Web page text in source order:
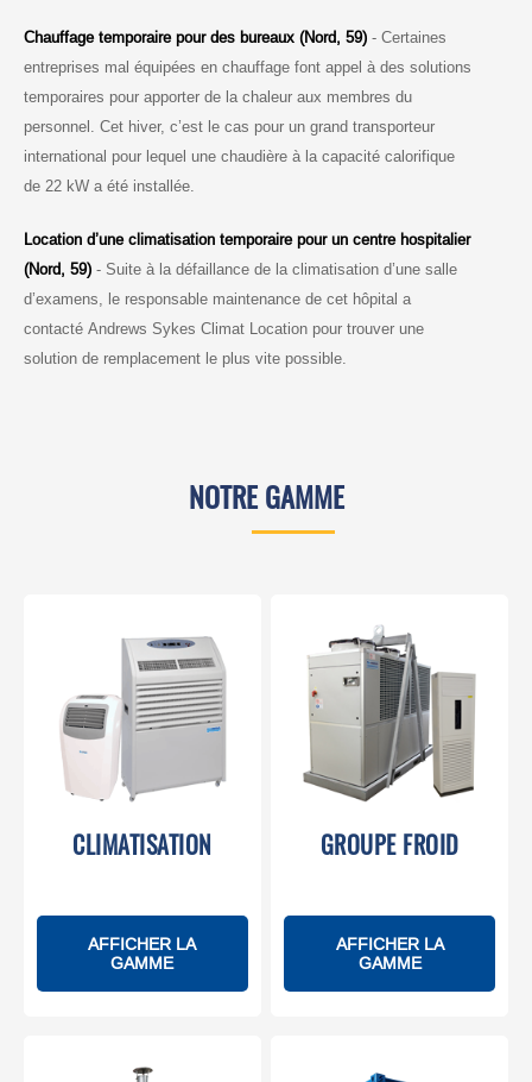
Chauffage temporaire pour des bureaux (Nord, 59) - Certaines
entreprises mal équipées en chauffage font appel à des solutions
temporaires pour apporter de la chaleur aux membres du
personnel. Cet hiver, c’est le cas pour un grand transporteur
international pour lequel une chaudière à la capacité calorifique
de 22 kW a été installée.
Location d’une climatisation temporaire pour un centre hospitalier
(Nord, 59) - Suite à la défaillance de la climatisation d’une salle
d’examens, le responsable maintenance de cet hôpital a
contacté Andrews Sykes Climat Location pour trouver une
solution de remplacement le plus vite possible.
NOTRE GAMME
CLIMATISATION
AFFICHER LA
GAMME
GROUPE FROID
AFFICHER LA
GAMME